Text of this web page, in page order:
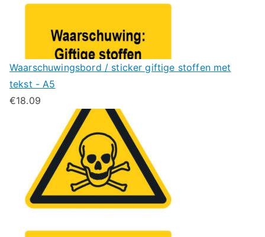
Waarschuwingsbord / sticker giftige stoffen met
tekst - A5
€18.09